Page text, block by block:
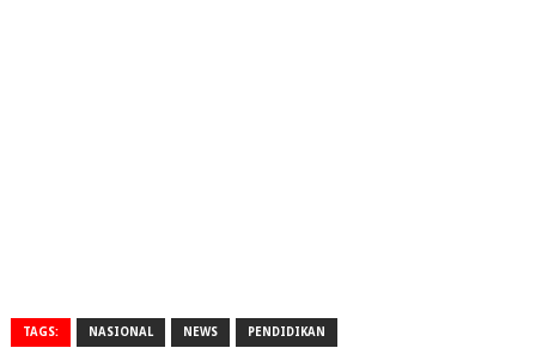
TAGS: NASIONAL NEWS PENDIDIKAN